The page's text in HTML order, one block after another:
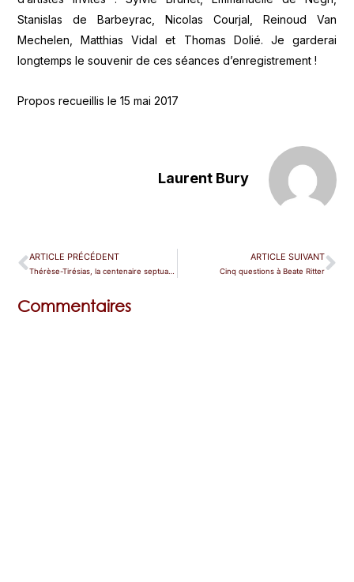
Stanislas de Barbeyrac, Nicolas Courjal, Reinoud Van
Mechelen, Matthias Vidal et Thomas Dolié. Je garderai
longtemps le souvenir de ces séances d’enregistrement !
Propos recueillis le 15 mai 2017
Laurent Bury
ARTICLE PRÉCÉDENT ARTICLE SUIVANT
Cinq questions à Beate Ritter
Commentaires